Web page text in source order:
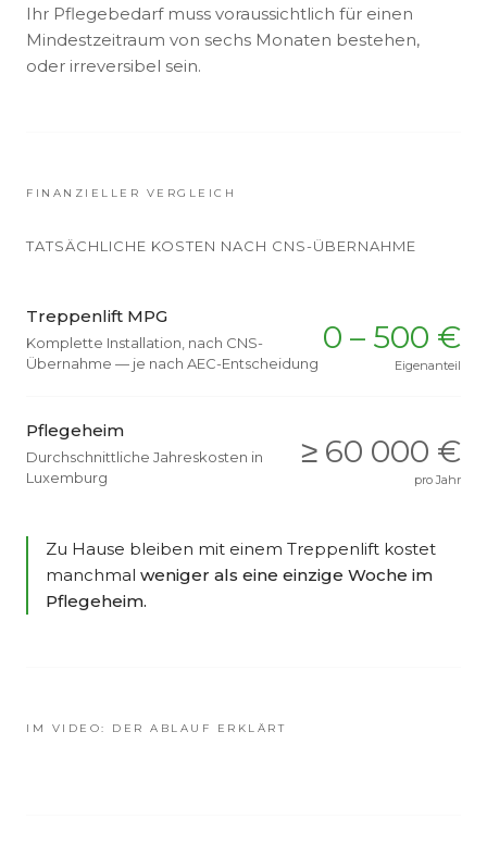
Ihr Pflegebedarf muss voraussichtlich für einen
Mindestzeitraum von sechs Monaten bestehen,
oder irreversibel sein.
FINANZIELLER VERGLEICH
TATSÄCHLICHE KOSTEN NACH CNS-ÜBERNAHME
Treppenlift MPG
Komplette Installation, nach CNS-
Übernahme — je nach AEC-Entscheidung
0 – 500 €
Eigenanteil
Pflegeheim
Durchschnittliche Jahreskosten in
Luxemburg
≥ 60 000 €
pro Jahr
Zu Hause bleiben mit einem Treppenlift kostet
manchmal weniger als eine einzige Woche im
Pflegeheim.
IM VIDEO: DER ABLAUF ERKLÄRT